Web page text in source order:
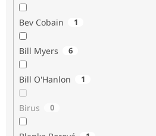
Bev Cobain 1
Bill Myers 6
Bill O'Hanlon 1
Birus 0